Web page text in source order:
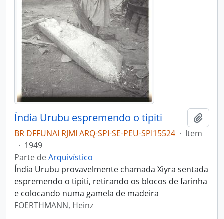
Índia Urubu espremendo o tipiti
BR DFFUNAI RJMI ARQ-SPI-SE-PEU-SPI15524 · Item
· 1949
Parte deArquivístico
Índia Urubu provavelmente chamada Xiyra sentada
espremendo o tipiti, retirando os blocos de farinha
e colocando numa gamela de madeira
FOERTHMANN, Heinz